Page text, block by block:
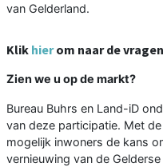
van Gelderland.
Klik hierom naar de
Zien we u op de markt?
Bureau Buhrs en Land-iD
van deze participatie. Met
mogelijk inwoners de kans
vernieuwing van de